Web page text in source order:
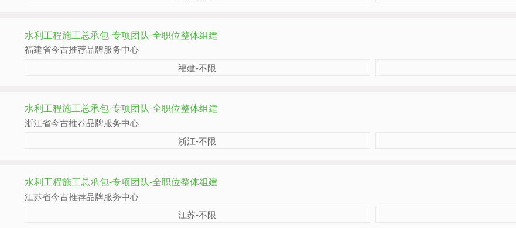
水利工程施工总承包-专项团队-全职位整体组建
福建省今古推荐品牌服务中心
福建-不限
水利工程施工总承包-专项团队-全职位整体组建
浙江省今古推荐品牌服务中心
浙江-不限
水利工程施工总承包-专项团队-全职位整体组建
江苏省今古推荐品牌服务中心
江苏-不限